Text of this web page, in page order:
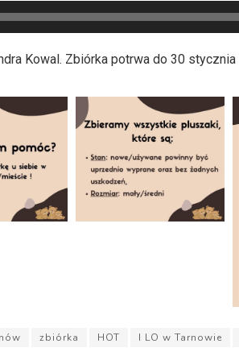
Kowal. Zbiórka potrwa do 30
zbiórka HOT I LO w Tarnowie